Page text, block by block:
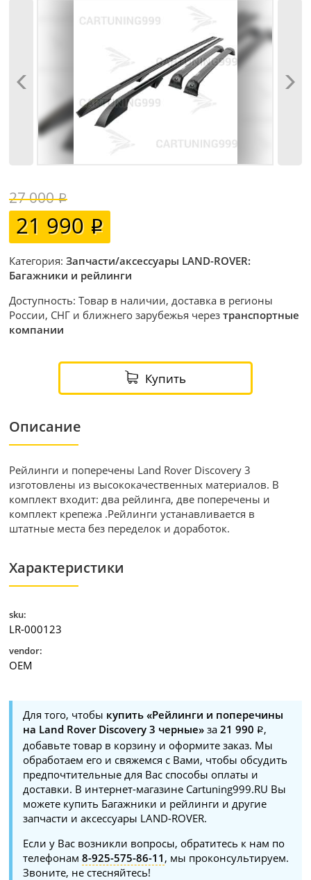
27 000
21 990
Категория:Запчасти/аксессуары LAND-ROVER:
Багажники и рейлинги
Доступность: Товар в наличии, доставка в регионы
России, СНГ и ближнего зарубежья черезтранспортные
компании
Купить
Описание
Рейлинги и поперечены Land Rover Discovery 3
изготовлены из высококачественных материалов. В
комплект входит: два рейлинга, две поперечены и
комплект крепежа .Рейлинги устанавливается в
штатные места без переделок и доработок.
Характеристики
sku:
LR-000123
vendor:
OEM
Для того, чтобы купить «Рейлинги и поперечины
на Land Rover Discovery 3 черные» за21 990
,
добавьте товар в корзину и оформите заказ. Мы
обработаем его и свяжемся с Вами, чтобы обсудить
предпочтительные для Вас способы оплаты и
доставки. В интернет-магазине Cartuning999.RU Вы
можете купить Багажники и рейлинги и другие
запчасти и аксессуары LAND-ROVER.
Если у Вас возникли вопросы, обратитесь к нам по
телефонам8-925-575-86-11 , мы проконсультируем.
Звоните, не стесняйтесь!